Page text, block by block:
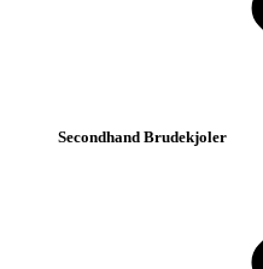
Secondhand Brudekjoler